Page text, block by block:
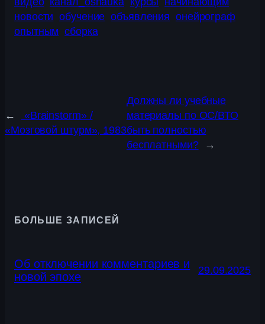
новости обучение объявления онейрограф
опытным сборка
←
«Brainstorm» /
«Мозговой штурм», 1983
Должны ли учебные
материалы по ОС/ВТО
быть полностью
бесплатными?
→
БОЛЬШЕ ЗАПИСЕЙ
Об отключении комментариев и
новой эпохе
29.09.2025